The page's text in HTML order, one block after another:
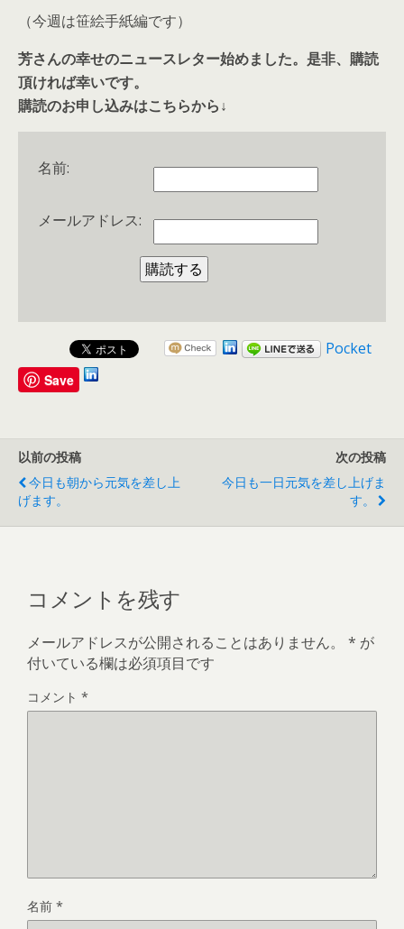
（今週は笹絵手紙編です）
芳さんの幸せのニュースレター始めました。是非、購読
頂ければ幸いです。
購読のお申し込みはこちらから↓
名前:
メールアドレス:
Pocket
Save
以前の投稿
今日も朝から元気を差し上
げます。
次の投稿
今日も一日元気を差し上げま
す。
コメントを残す
メールアドレスが公開されることはありません。 * が
付いている欄は必須項目です
コメント *
名前 *